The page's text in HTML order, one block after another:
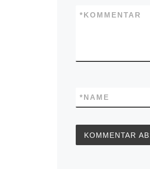
KOMMENTAR
*
NAME
*